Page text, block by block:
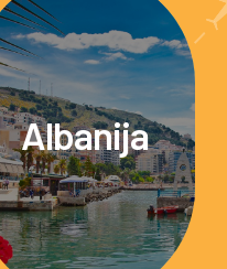
Albanija